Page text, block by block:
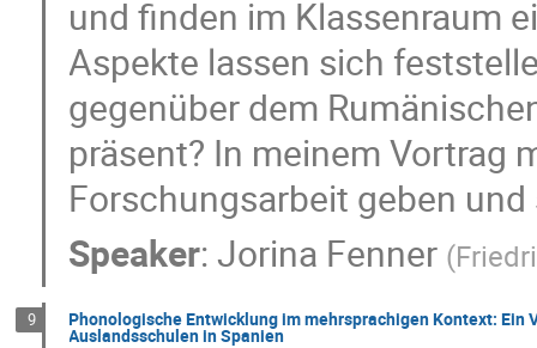
und finden im Klassenraum
Aspekte lassen sich
gegenüber dem
präsent? In meinem Vortrag
Forschungsarbeit geben
Speaker:Jorina Fenner (
9 Phonologische Entwicklung im mehrsprachigen Kontext:
Auslandsschulen in Spanien